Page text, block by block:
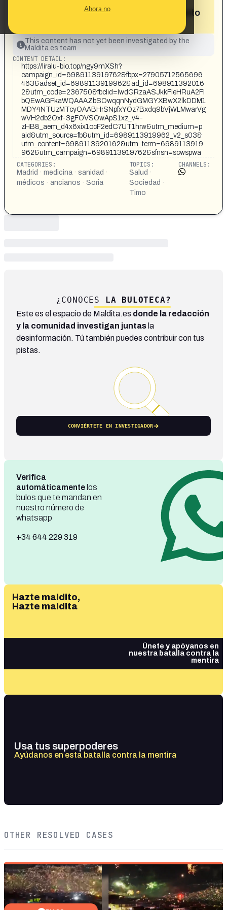
Ahora no
residencias de Soria con el medicamento
This content has not yet been investigated by the
Maldita.es team
CONTENT DETAIL:
https://liralu-bio.top/ngy9mXSh?
campaign_id=6989113919762&fbpx=27905712565696
463&adset_id=6989113919962&ad_id=698911392016
2&utm_code=236750&fbclid=IwdGRzaASJkkFleHRuA2Fl
bQEwAGFkaWQAAAZbSOwqqnNydGMGYXBwX2lkDDM1
MDY4NTUzMTcyOAABHrSNpfxYOz7Bxdq9bVjWLMwarVg
wVH2db2Oxf-3gFOVSOwApS1xz_v4-
zHB8_aem_d4x6xix1ocF2edC7UT1hrw&utm_medium=p
aid&utm_source=fb&utm_id=6989113919962_v2_s03&
utm_content=6989113920162&utm_term=6989113919
962&utm_campaign=6989113919762&sfnsn=scwspwa
CATEGORIES:
Madrid · medicina · sanidad ·
médicos · ancianos · Soria
TOPICS:
Salud ·
Sociedad ·
Timo
CHANNELS:
¿CONOCES LA BULOTECA?
Este es el espacio de Maldita.es donde la redacción
y la comunidad investigan juntas la
desinformación. Tú también puedes contribuir con tus
pistas.
CONVIÉRTETE EN INVESTIGADOR
Verifica
automáticamente los
bulos que te mandan en
nuestro número de
whatsapp
+34 644 229 319
Hazte maldito,
Hazte maldita
Únete y apóyanos en
nuestra batalla contra la
mentira
Usa tus superpoderes
Ayúdanos en esta batalla contra la mentira
OTHER RESOLVED CASES